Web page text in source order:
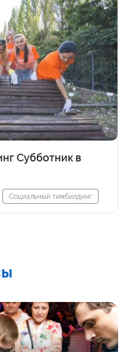
Субботник в
Социальный тимбилдинг